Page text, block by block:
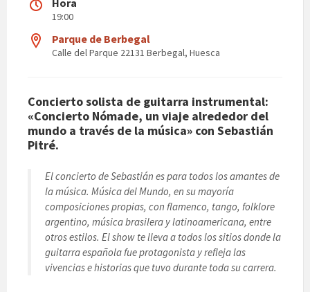
19:00
Parque de Berbegal
Calle del Parque 22131 Berbegal, Huesca
Concierto solista de guitarra instrumental:
«Concierto Nómade, un viaje alrededor del
mundo a través de la música» con Sebastián
Pitré.
El concierto de Sebastián es para todos los amantes de
la música. Música del Mundo, en su mayoría
composiciones propias, con flamenco, tango, folklore
argentino, música brasilera y latinoamericana, entre
otros estilos. El show te lleva a todos los sitios donde la
guitarra española fue protagonista y refleja las
vivencias e historias que tuvo durante toda su carrera.